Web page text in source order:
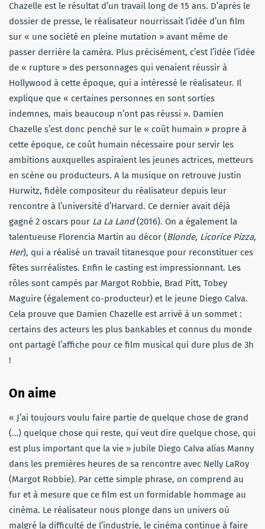
Chazelle est le résultat d’un travail long de 15 ans. D’après le
dossier de presse, le réalisateur nourrissait l’idée d’un film
sur « une société en pleine mutation » avant même de
passer derrière la caméra. Plus précisément, c’est l’idée l’idée
de « rupture » des personnages qui venaient réussir à
Hollywood à cette époque, qui a intéressé le réalisateur. Il
explique que « certaines personnes en sont sorties
indemnes, mais beaucoup n’ont pas réussi ». Damien
Chazelle s’est donc penché sur le « coût humain » propre à
cette époque, ce coût humain nécessaire pour servir les
ambitions auxquelles aspiraient les jeunes actrices, metteurs
en scène ou producteurs. A la musique on retrouve Justin
Hurwitz, fidèle compositeur du réalisateur depuis leur
rencontre à l’université d’Harvard. Ce dernier avait déjà
gagné 2 oscars pour La La Land(2016). On a également la
talentueuse Florencia Martin au décor (Blonde, Licorice Pizza,
Her), qui a réalisé un travail titanesque pour reconstituer ces
fêtes surréalistes. Enfin le casting est impressionnant. Les
rôles sont campés par Margot Robbie, Brad Pitt, Tobey
Maguire (également co-producteur) et le jeune Diego Calva.
Cela prouve que Damien Chazelle est arrivé à un sommet :
certains des acteurs les plus bankables et connus du monde
ont partagé l’affiche pour ce film musical qui dure plus de 3h
!
On aime
« J’ai toujours voulu faire partie de quelque chose de grand
(…) quelque chose qui reste, qui veut dire quelque chose, qui
est plus important que la vie » jubile Diego Calva alias Manny
dans les premières heures de sa rencontre avec Nelly LaRoy
(Margot Robbie). Par cette simple phrase, on comprend au
fur et à mesure que ce film est un formidable hommage au
cinéma. Le réalisateur nous plonge dans un univers où
malgré la difficulté de l’industrie, le cinéma continue à faire